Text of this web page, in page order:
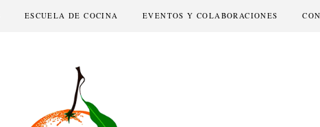
ESCUELA DE COCINA EVENTOS Y COLABORACIONES